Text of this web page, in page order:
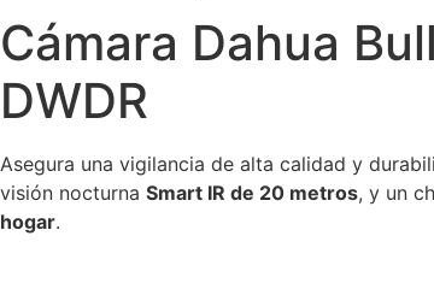
Cámara Dahua
DWDR
Asegura una vigilancia de alta calidad y
visión nocturna Smart IR de 20 metros, y un
hogar.